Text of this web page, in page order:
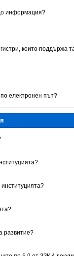
информация?
които поддържа
електронен път?
развитие?